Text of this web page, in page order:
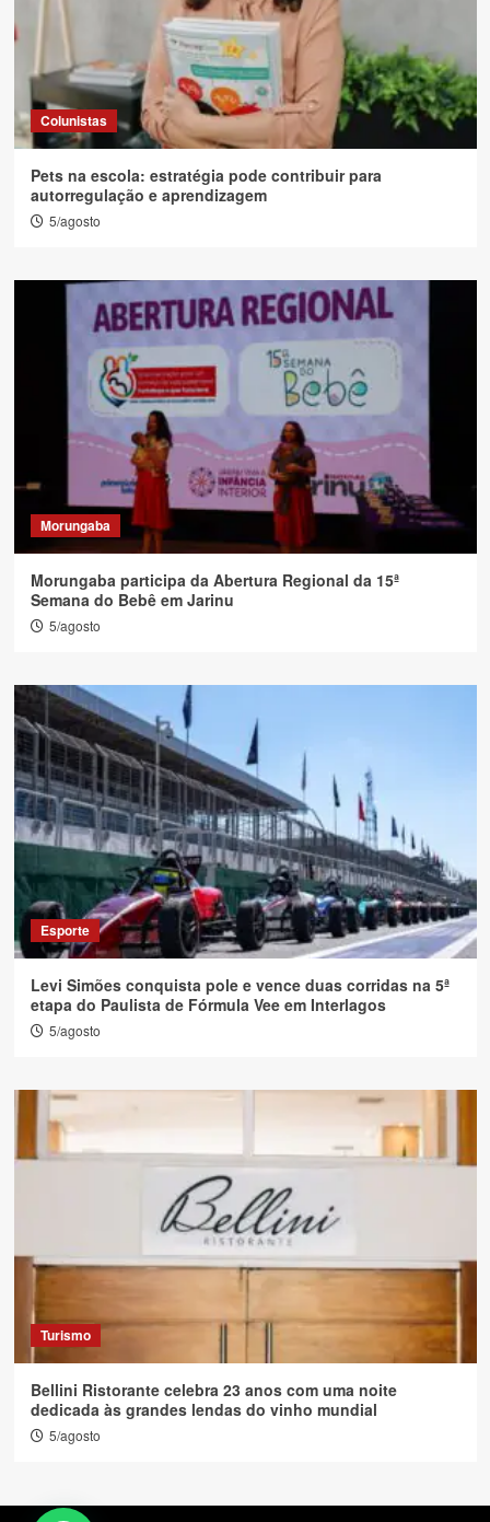
Colunistas
Pets na escola: estratégia pode contribuir para
autorregulação e aprendizagem
5/agosto
Morungaba
Morungaba participa da Abertura Regional da 15ª
Semana do Bebê em Jarinu
5/agosto
Esporte
Levi Simões conquista pole e vence duas corridas na 5ª
etapa do Paulista de Fórmula Vee em Interlagos
5/agosto
Turismo
Bellini Ristorante celebra 23 anos com uma noite
dedicada às grandes lendas do vinho mundial
5/agosto